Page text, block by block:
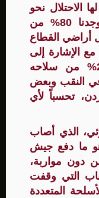
الاحتلال نحو
30% من دباباته ومدرعاته، لوجدنا 80% من
أراضي القطاع
مع الإشارة إلى
إبقاء جيش الاحتلال نسبة 20% من سلاحه
النقب وبعض
تحسباً لأي
الذي أصاب
وهو ما دفع جيش
دون مواربة،
التي وقفت
المتعددة